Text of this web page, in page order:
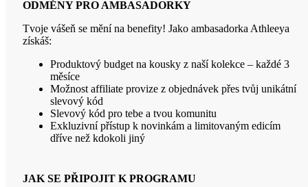
ODMĚNY PRO AMBASADORKY
Tvoje vášeň se mění na benefity! Jako ambasadorka Athleeya
získáš:
Produktový budget na kousky z naší kolekce – každé 3
měsíce
Možnost affiliate provize z objednávek přes tvůj unikátní
slevový kód
Slevový kód pro tebe a tvou komunitu
Exkluzivní přístup k novinkám a limitovaným edicím
dříve než kdokoli jiný
JAK SE PŘIPOJIT K PROGRAMU